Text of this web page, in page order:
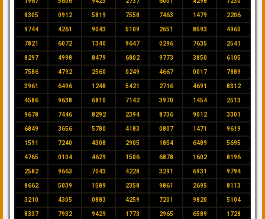
8305 0912 5819 7558 7463 1479 2206
9744 4261 9043 5109 2651 8593 4960
7821 6072 1340 9647 0296 7635 2541
8297 4998 8479 6802 9773 3850 6105
7586 4792 2560 0249 4667 0017 7889
3961 6496 1248 5421 2716 4691 8312
4586 9638 6810 7142 3970 1454 2513
9678 7446 8292 2394 8736 9012 3301
6849 3656 5780 4183 0807 1471 9619
1591 7240 4308 2905 1854 6489 5695
4765 0104 4629 1506 6878 1602 8196
2582 9663 7043 4228 3291 6931 9794
8662 5039 1589 2358 9861 2695 8113
3210 4305 0883 4259 7201 9820 5104
8337 7932 9429 1773 2965 6589 1728